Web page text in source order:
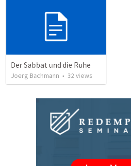
Der Sabbat und die Ruhe
Joerg Bachmann • 32views